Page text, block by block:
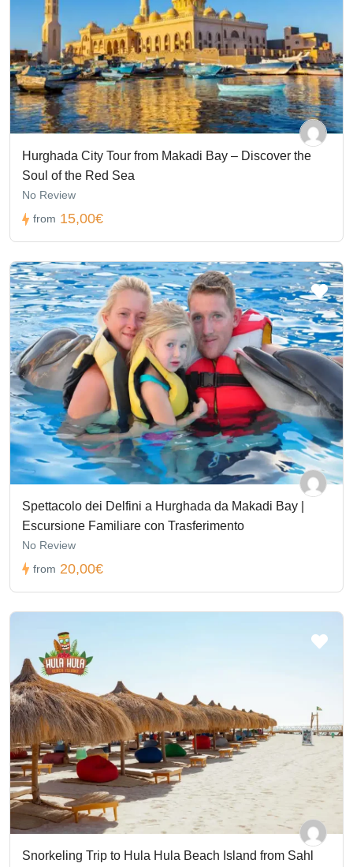
Hurghada City Tour from Makadi Bay – Discover the
Soul of the Red Sea
No Review
from 15,00€
Spettacolo dei Delfini a Hurghada da Makadi Bay |
Escursione Familiare con Trasferimento
No Review
from 20,00€
Snorkeling Trip to Hula Hula Beach Island from Sahl